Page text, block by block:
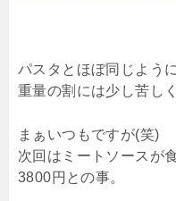
パスタとほぼ同じよう
重量の割には少し苦し
まぁいつもですが(笑)
次回はミートソースが
3800円との事。